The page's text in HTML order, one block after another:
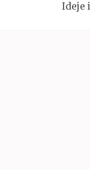
Ideje